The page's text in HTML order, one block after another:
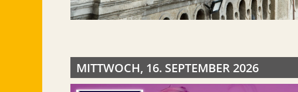
MITTWOCH, 16. SEPTEMBER 2026